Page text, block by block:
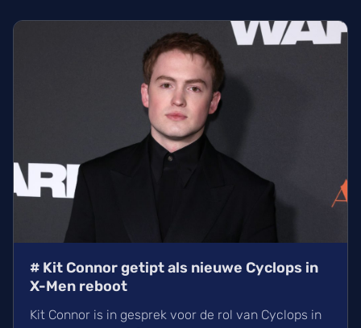
# Kit Connor getipt als nieuwe Cyclops in
X-Men reboot
Kit Connor is in gesprek voor de rol van Cyclops in